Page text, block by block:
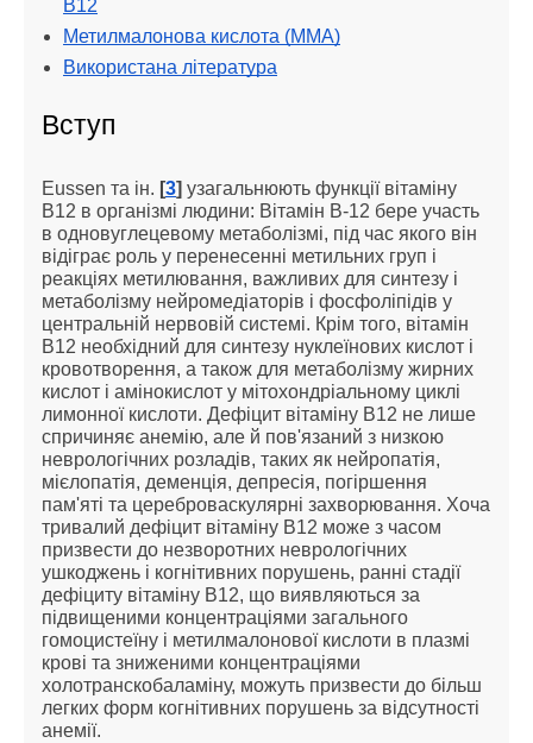
В12
Метилмалонова кислота (ММА)
Використана література
Вступ
Eussen та ін. [3] узагальнюють функції вітаміну
B12 в організмі людини: Вітамін В-12 бере участь
в одновуглецевому метаболізмі, під час якого він
відіграє роль у перенесенні метильних груп і
реакціях метилювання, важливих для синтезу і
метаболізму нейромедіаторів і фосфоліпідів у
центральній нервовій системі. Крім того, вітамін
В12 необхідний для синтезу нуклеїнових кислот і
кровотворення, а також для метаболізму жирних
кислот і амінокислот у мітохондріальному циклі
лимонної кислоти. Дефіцит вітаміну В12 не лише
спричиняє анемію, але й пов'язаний з низкою
неврологічних розладів, таких як нейропатія,
мієлопатія, деменція, депресія, погіршення
пам'яті та цереброваскулярні захворювання. Хоча
тривалий дефіцит вітаміну В12 може з часом
призвести до незворотних неврологічних
ушкоджень і когнітивних порушень, ранні стадії
дефіциту вітаміну В12, що виявляються за
підвищеними концентраціями загального
гомоцистеїну і метилмалонової кислоти в плазмі
крові та зниженими концентраціями
холотранскобаламіну, можуть призвести до більш
легких форм когнітивних порушень за відсутності
анемії.